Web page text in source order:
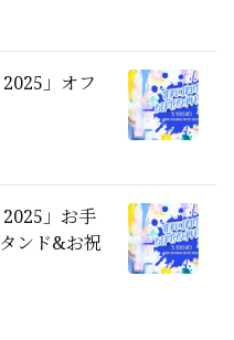
」オフ
2025」お手
ンド&お祝